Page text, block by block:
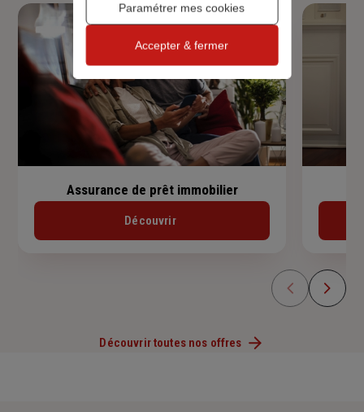
Assurance de prêt immobilier
Découvrir
Découvrir toutes nos offres
Paramétrer mes cookies
Accepter & fermer